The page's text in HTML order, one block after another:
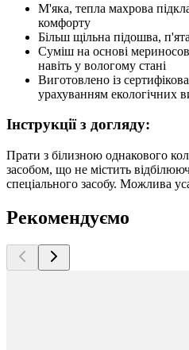
М'яка, тепла махрова
комфорту
Більш щільна підошва,
Суміш на основі
навіть у вологому стані
Виготовлено із
урахуванням екологічних
Інструкції з догляду:
Прати з білизною однакового
засобом, що не містить
спеціального засобу. Можлива
Рекомендуємо